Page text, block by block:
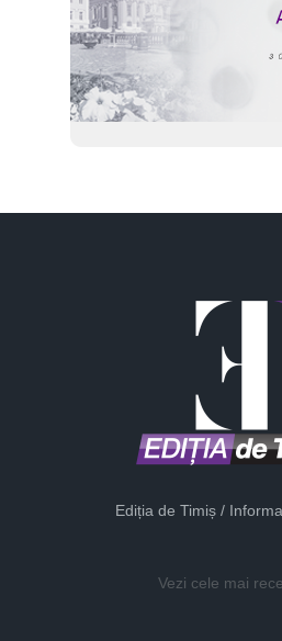
Ediția de Timiș /
Vezi cele mai